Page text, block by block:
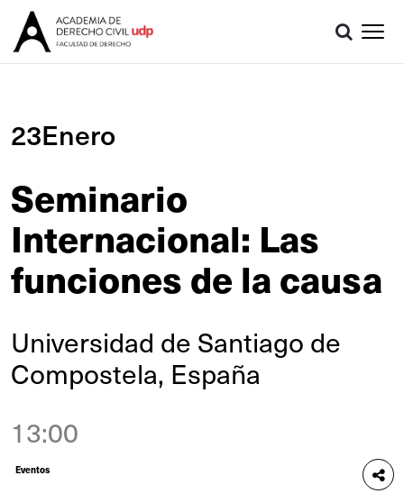
23Enero
Seminario
Internacional: Las
funciones de la causa
Universidad de Santiago de
Compostela, España
13:00
Eventos